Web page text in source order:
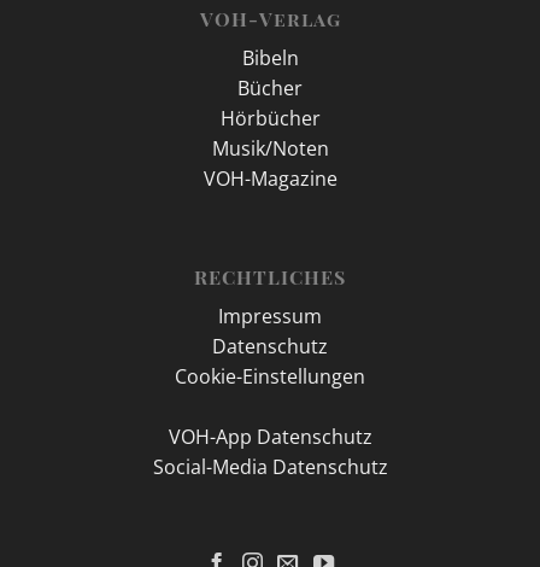
VOH-Verlag
Bibeln
Bücher
Hörbücher
Musik/Noten
VOH-Magazine
RECHTLICHES
Impressum
Datenschutz
Cookie-Einstellungen
VOH-App Datenschutz
Social-Media Datenschutz